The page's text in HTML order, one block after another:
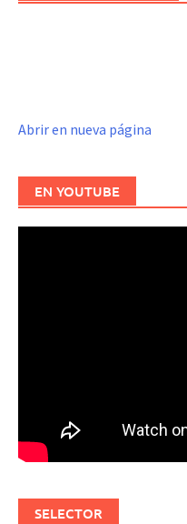
Abrir en nueva página
EN YOUTUBE
SELECTOR